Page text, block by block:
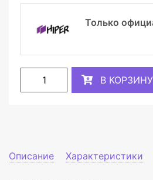
Только
В КОРЗИНУ
Описание Характеристики